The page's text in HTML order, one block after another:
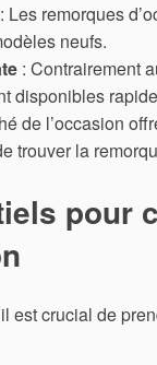
: Les remorques
neufs.
: Contrairement
disponibles
de l’occasion
trouver la
pour
est crucial de